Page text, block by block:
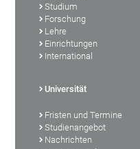
Studium
Forschung
Lehre
Einrichtungen
International
Universität
Fristen und Termine
Studienangebot
Nachrichten